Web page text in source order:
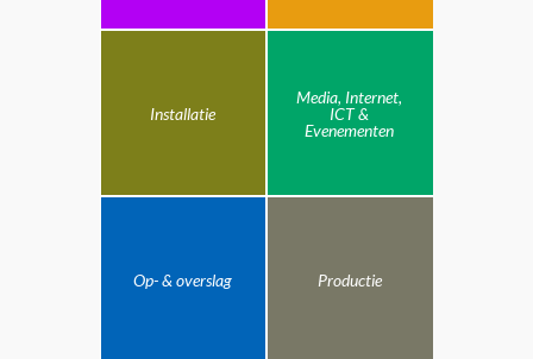
Installatie
Media, Internet,
ICT &
Evenementen
Op- & overslag Productie